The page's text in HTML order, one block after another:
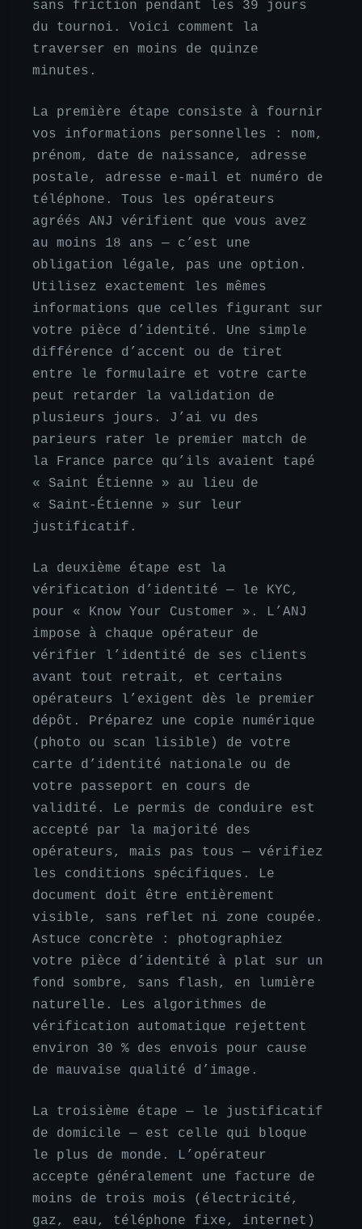
sans friction pendant les 39 jours
du tournoi. Voici comment la
traverser en moins de quinze
minutes.
La première étape consiste à fournir
vos informations personnelles : nom,
prénom, date de naissance, adresse
postale, adresse e-mail et numéro de
téléphone. Tous les opérateurs
agréés ANJ vérifient que vous avez
au moins 18 ans — c’est une
obligation légale, pas une option.
Utilisez exactement les mêmes
informations que celles figurant sur
votre pièce d’identité. Une simple
différence d’accent ou de tiret
entre le formulaire et votre carte
peut retarder la validation de
plusieurs jours. J’ai vu des
parieurs rater le premier match de
la France parce qu’ils avaient tapé
« Saint Étienne » au lieu de
« Saint-Étienne » sur leur
justificatif.
La deuxième étape est la
vérification d’identité — le KYC,
pour « Know Your Customer ». L’ANJ
impose à chaque opérateur de
vérifier l’identité de ses clients
avant tout retrait, et certains
opérateurs l’exigent dès le premier
dépôt. Préparez une copie numérique
(photo ou scan lisible) de votre
carte d’identité nationale ou de
votre passeport en cours de
validité. Le permis de conduire est
accepté par la majorité des
opérateurs, mais pas tous — vérifiez
les conditions spécifiques. Le
document doit être entièrement
visible, sans reflet ni zone coupée.
Astuce concrète : photographiez
votre pièce d’identité à plat sur un
fond sombre, sans flash, en lumière
naturelle. Les algorithmes de
vérification automatique rejettent
environ 30 % des envois pour cause
de mauvaise qualité d’image.
La troisième étape — le justificatif
de domicile — est celle qui bloque
le plus de monde. L’opérateur
accepte généralement une facture de
moins de trois mois (électricité,
gaz, eau, téléphone fixe, internet)